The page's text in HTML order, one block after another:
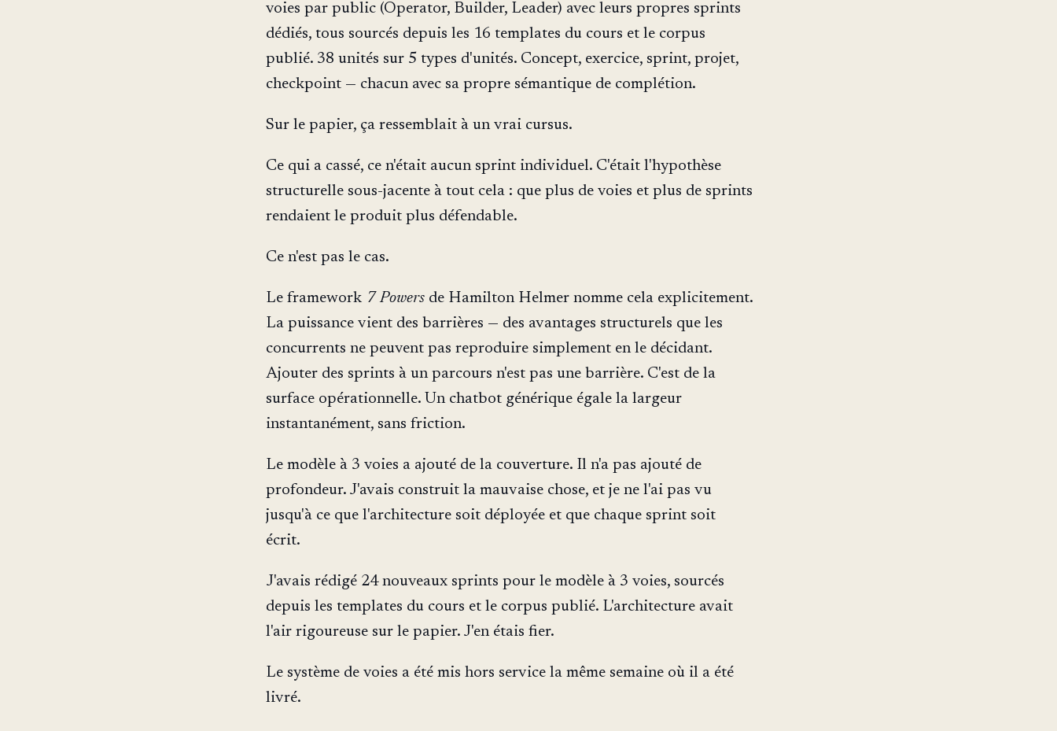
voies par public (Operator, Builder, Leader) avec leurs propres sprints
dédiés, tous sourcés depuis les 16 templates du cours et le corpus
publié. 38 unités sur 5 types d'unités. Concept, exercice, sprint, projet,
checkpoint — chacun avec sa propre sémantique de complétion.
Sur le papier, ça ressemblait à un vrai cursus.
Ce qui a cassé, ce n'était aucun sprint individuel. C'était l'hypothèse
structurelle sous-jacente à tout cela : que plus de voies et plus de sprints
rendaient le produit plus défendable.
Ce n'est pas le cas.
Le framework 7 Powers de Hamilton Helmer nomme cela explicitement.
La puissance vient des barrières — des avantages structurels que les
concurrents ne peuvent pas reproduire simplement en le décidant.
Ajouter des sprints à un parcours n'est pas une barrière. C'est de la
surface opérationnelle. Un chatbot générique égale la largeur
instantanément, sans friction.
Le modèle à 3 voies a ajouté de la couverture. Il n'a pas ajouté de
profondeur. J'avais construit la mauvaise chose, et je ne l'ai pas vu
jusqu'à ce que l'architecture soit déployée et que chaque sprint soit
écrit.
J'avais rédigé 24 nouveaux sprints pour le modèle à 3 voies, sourcés
depuis les templates du cours et le corpus publié. L'architecture avait
l'air rigoureuse sur le papier. J'en étais fier.
Le système de voies a été mis hors service la même semaine où il a été
livré.